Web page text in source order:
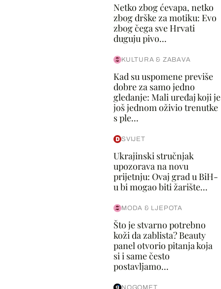
Netko zbog ćevapa, netko
zbog drške za motiku: Evo
zbog čega sve Hrvati
duguju pivo...
KULTURA & ZABAVA
Kad su uspomene previše
dobre za samo jedno
gledanje: Mali uređaj koji je
još jednom oživio trenutke
s ple...
SVIJET
Ukrajinski stručnjak
upozorava na novu
prijetnju: Ovaj grad u BiH-
u bi mogao biti žarište...
MODA & LJEPOTA
Što je stvarno potrebno
koži da zablista? Beauty
panel otvorio pitanja koja
si i same često
postavljamo...
NOGOMET